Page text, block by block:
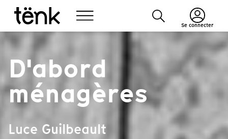
Se connecter
D'abord
ménagères
Luce Guilbeault